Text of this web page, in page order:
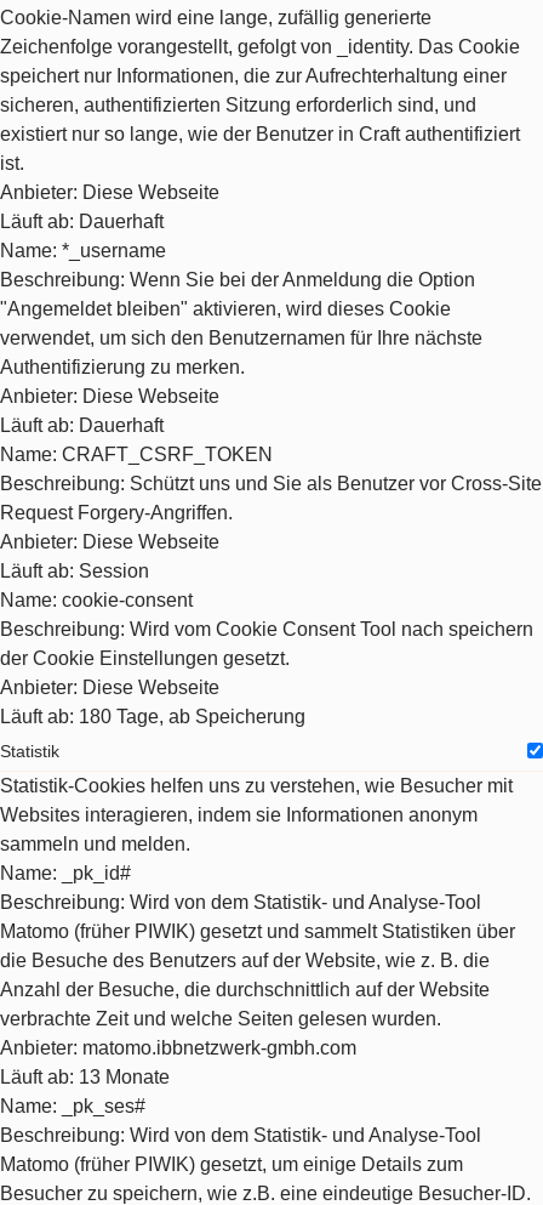
Cookie-Namen wird eine lange, zufällig generierte
Zeichenfolge vorangestellt, gefolgt von _identity. Das Cookie
speichert nur Informationen, die zur Aufrechterhaltung einer
sicheren, authentifizierten Sitzung erforderlich sind, und
existiert nur so lange, wie der Benutzer in Craft authentifiziert
ist.
Anbieter: Diese Webseite
Läuft ab: Dauerhaft
Name: *_username
Beschreibung: Wenn Sie bei der Anmeldung die Option
"Angemeldet bleiben" aktivieren, wird dieses Cookie
verwendet, um sich den Benutzernamen für Ihre nächste
Authentifizierung zu merken.
Anbieter: Diese Webseite
Läuft ab: Dauerhaft
Name: CRAFT_CSRF_TOKEN
Beschreibung: Schützt uns und Sie als Benutzer vor Cross-Site
Request Forgery-Angriffen.
Anbieter: Diese Webseite
Läuft ab: Session
Name: cookie-consent
Beschreibung: Wird vom Cookie Consent Tool nach speichern
der Cookie Einstellungen gesetzt.
Anbieter: Diese Webseite
Läuft ab: 180 Tage, ab Speicherung
Statistik
Statistik-Cookies helfen uns zu verstehen, wie Besucher mit
Websites interagieren, indem sie Informationen anonym
sammeln und melden.
Name: _pk_id#
Beschreibung: Wird von dem Statistik- und Analyse-Tool
Matomo (früher PIWIK) gesetzt und sammelt Statistiken über
die Besuche des Benutzers auf der Website, wie z. B. die
Anzahl der Besuche, die durchschnittlich auf der Website
verbrachte Zeit und welche Seiten gelesen wurden.
Anbieter: matomo.ibbnetzwerk-gmbh.com
Läuft ab: 13 Monate
Name: _pk_ses#
Beschreibung: Wird von dem Statistik- und Analyse-Tool
Matomo (früher PIWIK) gesetzt, um einige Details zum
Besucher zu speichern, wie z.B. eine eindeutige Besucher-ID.